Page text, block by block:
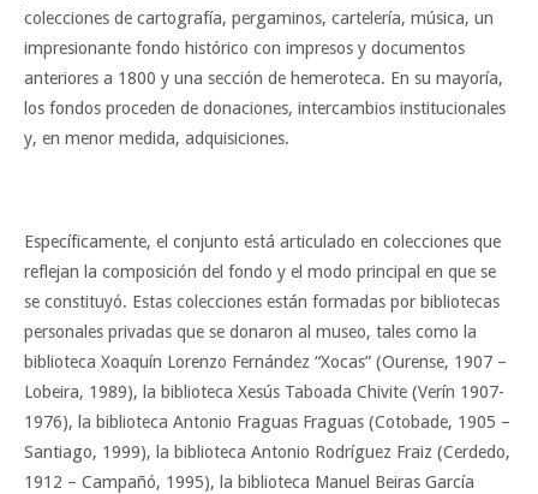
colecciones de cartografía, pergaminos, cartelería, música, un
impresionante fondo histórico con impresos y documentos
anteriores a 1800 y una sección de hemeroteca. En su mayoría,
los fondos proceden de donaciones, intercambios institucionales
y, en menor medida, adquisiciones.
Específicamente, el conjunto está articulado en colecciones que
reflejan la composición del fondo y el modo principal en que se
se constituyó. Estas colecciones están formadas por bibliotecas
personales privadas que se donaron al museo, tales como la
biblioteca Xoaquín Lorenzo Fernández “Xocas” (Ourense, 1907 –
Lobeira, 1989), la biblioteca Xesús Taboada Chivite (Verín 1907-
1976), la biblioteca Antonio Fraguas Fraguas (Cotobade, 1905 –
Santiago, 1999), la biblioteca Antonio Rodríguez Fraiz (Cerdedo,
1912 – Campañó, 1995), la biblioteca Manuel Beiras García